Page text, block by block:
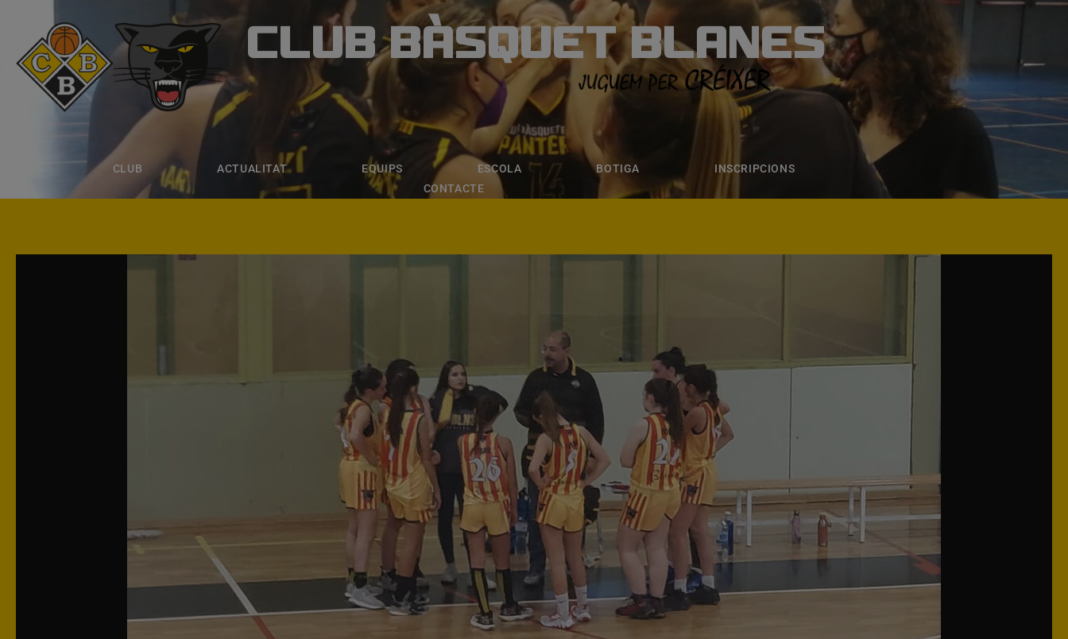
CLUB BÀSQUET BLANES
CLUB ACTUALITAT EQUIPS ESCOLA BOTIGA
INSCRIPCIONS
CONTACTE
CLUB BÀSQUET BLANES
ACTUALITAT ESCOLA BOTIGA INSCRIPCIONS